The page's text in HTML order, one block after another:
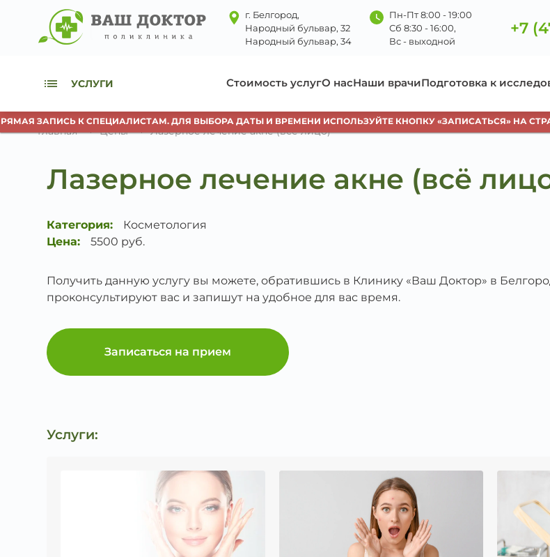
г. Белгород,
Народный бульвар, 32
Народный бульвар, 34
Пн-Пт 8:00 - 19:00
Сб 8:30 - 16:00,
Вс - выходной
+7
УСЛУГИ Стоимость услугО насНаши врачиПодготовка к
ЗАПИСЬ К СПЕЦИАЛИСТАМ. ДЛЯ ВЫБОРА ДАТЫ И ВРЕМЕНИ ИСПОЛЬЗУЙТЕ КНОПКУ «ЗАПИСАТЬСЯ» НА
Главная Цены Лазерное лечение акне (всё лицо)
Лазерное лечение акне (всё
Категория:
Косметология
Цена:
5500 руб.
Получить данную услугу вы можете, обратившись в Клинику «Ваш Доктор» в
проконсультируют вас и запишут на удобное для вас время.
Записаться на прием
Услуги: